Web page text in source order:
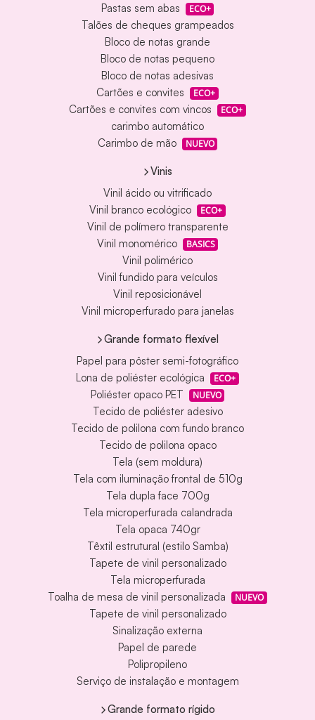
Pastas sem abas ECO+
Talões de cheques grampeados
Bloco de notas grande
Bloco de notas pequeno
Bloco de notas adesivas
Cartões e convites
ECO+
Cartões e convites com vincos ECO+
carimbo automático
Carimbo de mão
NUEVO
Vinis
Vinil ácido ou vitrificado
Vinil branco ecológico
ECO+
Vinil de polímero transparente
Vinil monomérico
BASICS
Vinil polimérico
Vinil fundido para veículos
Vinil reposicionável
Vinil microperfurado para janelas
Grande formato flexível
Papel para pôster semi-fotográfico
Lona de poliéster ecológica
ECO+
Poliéster opaco PET NUEVO
Tecido de poliéster adesivo
Tecido de polilona com fundo branco
Tecido de polilona opaco
Tela (sem moldura)
Tela com iluminação frontal de 510g
Tela dupla face 700g
Tela microperfurada calandrada
Tela opaca 740gr
Têxtil estrutural (estilo Samba)
Tapete de vinil personalizado
Tela microperfurada
Toalha de mesa de vinil personalizada
NUEVO
Tapete de vinil personalizado
Sinalização externa
Papel de parede
Polipropileno
Serviço de instalação e montagem
Grande formato rígido